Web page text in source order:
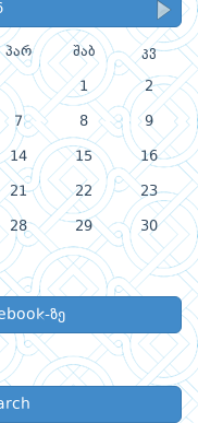
პარ შაბ კვ
1 2
7 8 9
14 15 16
21 22 23
28 29 30
ზე